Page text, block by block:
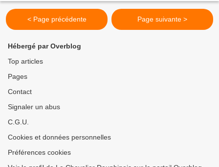
< Page précédente Page suivante >
Hébergé par Overblog
Top articles
Pages
Contact
Signaler un abus
C.G.U.
Cookies et données personnelles
Préférences cookies